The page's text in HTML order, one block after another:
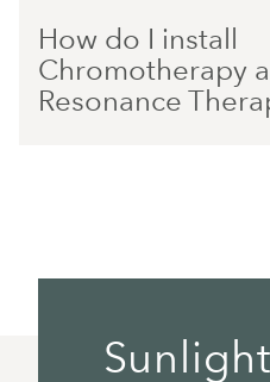
How do I install
Chromotherapy
Resonance